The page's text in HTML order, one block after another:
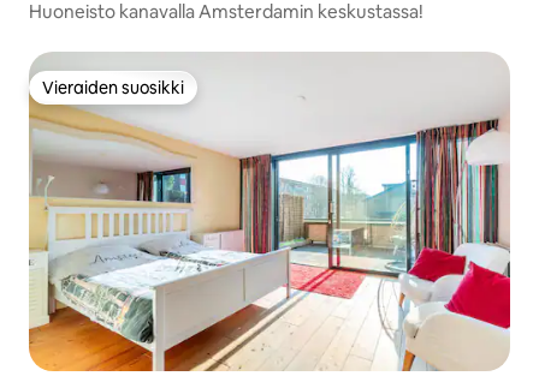
Huoneisto kanavalla Amsterdamin keskustassa!
Vieraiden suosikki
Vieraiden suosikki